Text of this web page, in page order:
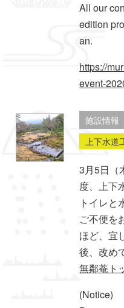
All our
edition
an.
https://
event-
施設情報
上下水道
3月5日（
度、上下
トイレと
ご不便を
ほど、宜
後、改め
無鄰菴ト
(Notice)